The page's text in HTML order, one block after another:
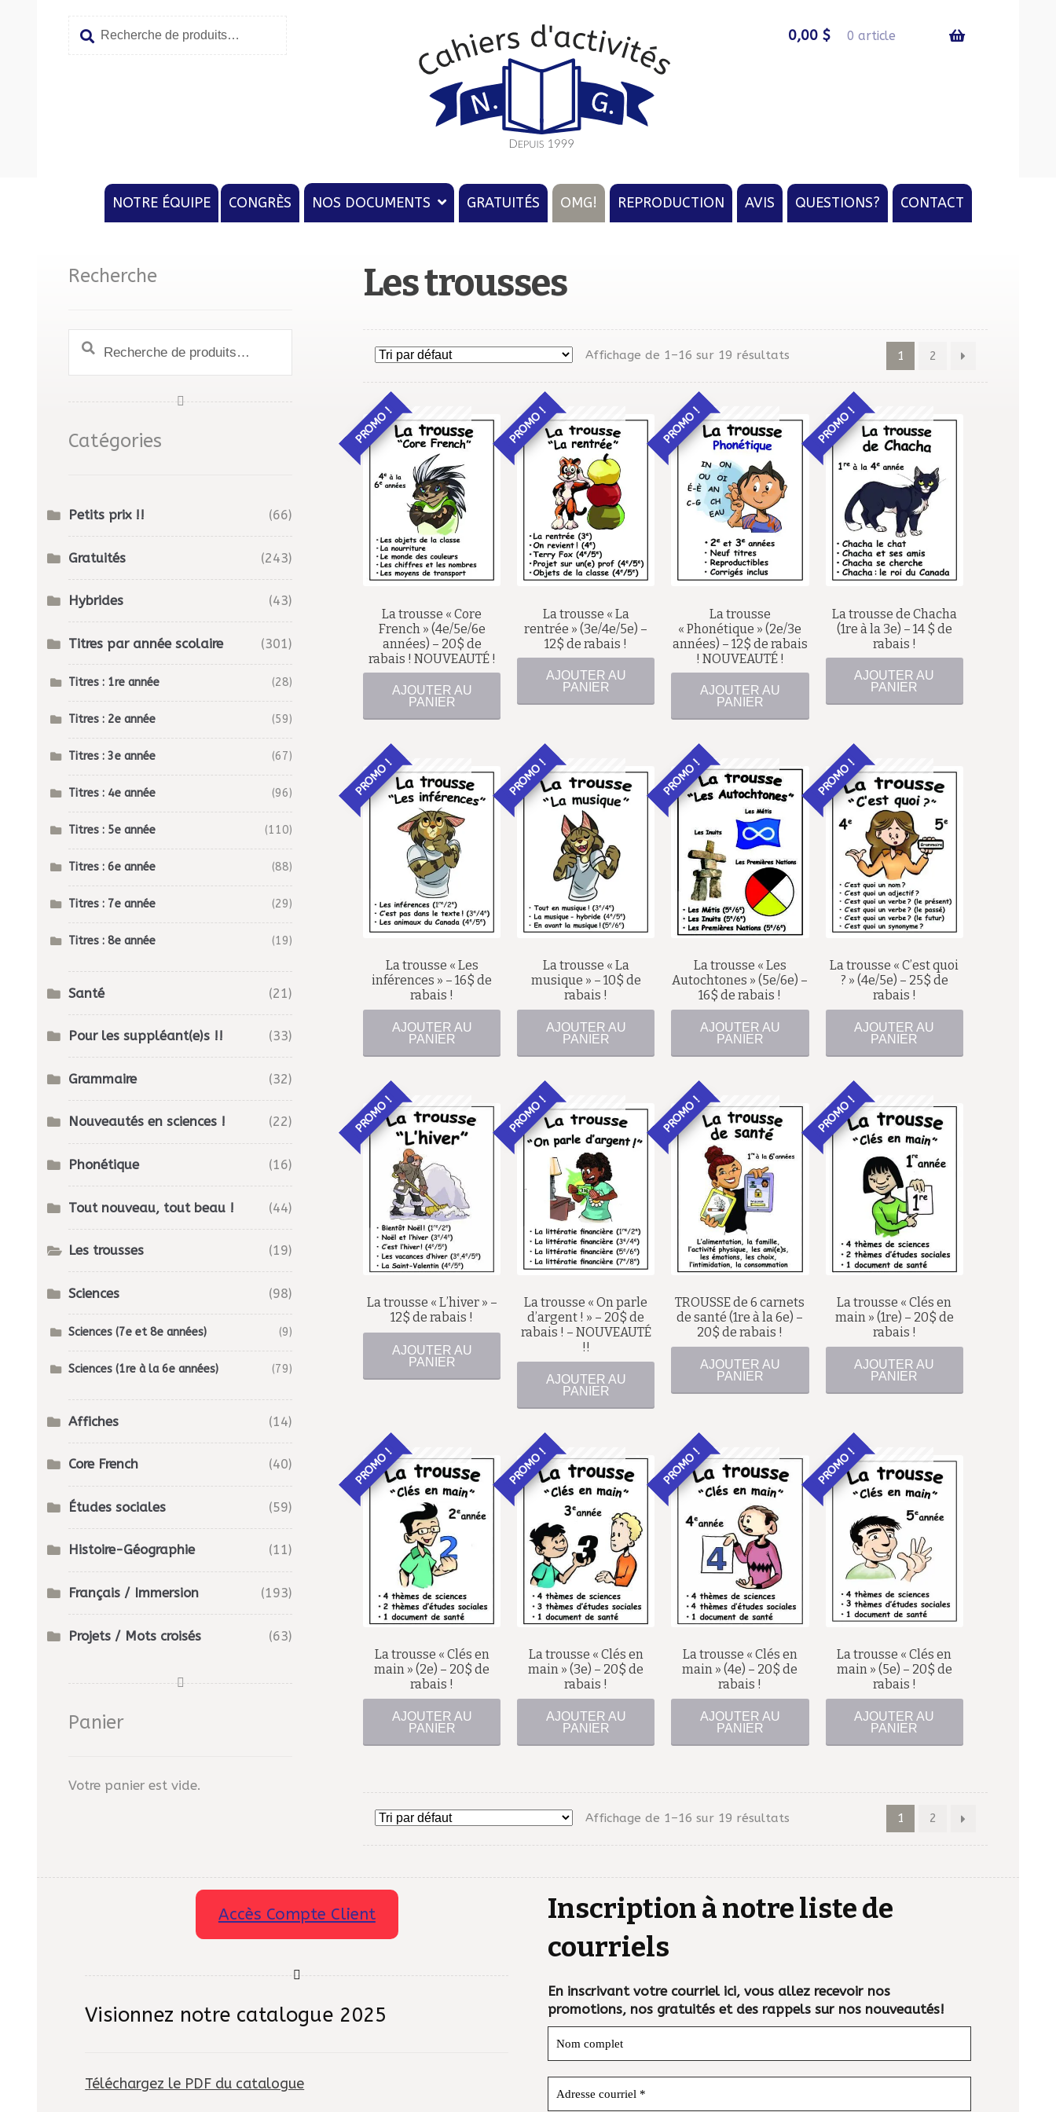
pour :
0,00 $ 0 article
NOTRE ÉQUIPE CONGRÈS NOS DOCUMENTS GRATUITÉS OMG! REPRODUCTION AVIS QUESTIONS? CONTACT
Les trousses
Affichage de 1–16 sur 19 résultats 1 2
La trousse « Core
French » (4e/5e/6e
années) – 20$ de
rabais ! NOUVEAUTÉ !
PROMO !
67,50$
AJOUTER AU
PANIER
La trousse « La
rentrée » (3e/4e/5e) –
12$ de rabais !
PROMO !
30,00$
AJOUTER AU
PANIER
La trousse
« Phonétique » (2e/3e
années) – 12$ de rabais
! NOUVEAUTÉ !
PROMO !
33,00$
AJOUTER AU
PANIER
La trousse de Chacha
(1re à la 3e) – 14 $ de
rabais !
PROMO !
42,00$
AJOUTER AU
PANIER
La trousse « Les
inférences » – 16$ de
rabais !
PROMO !
40,00$
AJOUTER AU
PANIER
La trousse « La
musique » – 10$ de
rabais !
PROMO !
27,00$
AJOUTER AU
PANIER
La trousse « Les
Autochtones » (5e/6e) –
16$ de rabais !
PROMO !
60,00$
44,00$
AJOUTER AU
PANIER
La trousse « C’est quoi
? » (4e/5e) – 25$ de
rabais !
PROMO !
80,00$
AJOUTER AU
PANIER
La trousse « L’hiver » –
12$ de rabais !
PROMO !
51,00$
AJOUTER AU
PANIER
La trousse « On parle
d’argent ! » – 20$ de
rabais ! – NOUVEAUTÉ
!!
PROMO !
50,00$
AJOUTER AU
PANIER
TROUSSE de 6 carnets
de santé (1re à la 6e) –
20$ de rabais !
PROMO !
101,94$
81,00$
AJOUTER AU
PANIER
La trousse « Clés en
main » (1re) – 20$ de
rabais !
PROMO !
75,00$
55,00$
AJOUTER AU
PANIER
La trousse « Clés en
main » (2e) – 20$ de
rabais !
PROMO !
75,00$
55,00$
AJOUTER AU
PANIER
La trousse « Clés en
main » (3e) – 20$ de
rabais !
PROMO !
90,00$
70,00$
AJOUTER AU
PANIER
La trousse « Clés en
main » (4e) – 20$ de
rabais !
PROMO !
97,00$
77,00$
AJOUTER AU
PANIER
La trousse « Clés en
main » (5e) – 20$ de
rabais !
PROMO !
65,00$
AJOUTER AU
PANIER
Affichage de 1–16 sur 19 résultats 1 2
Recherche
Recherche
pour :
Catégories
Petits prix !! (66)
Gratuités (243)
Hybrides (43)
Titres par année scolaire (301)
Titres : 1re année (28)
Titres : 2e année (59)
Titres : 3e année (67)
Titres : 4e année (96)
Titres : 5e année (110)
Titres : 6e année (88)
Titres : 7e année (29)
Titres : 8e année (19)
Santé (21)
Pour les suppléant(e)s !! (33)
Grammaire (32)
Nouveautés en sciences ! (22)
Phonétique (16)
Tout nouveau, tout beau ! (44)
Les trousses (19)
Sciences (98)
Sciences (7e et 8e années) (9)
Sciences (1re à la 6e années) (79)
Affiches (14)
Core French (40)
Études sociales (59)
Histoire-Géographie (11)
Français / Immersion (193)
Projets / Mots croisés (63)
Panier
Votre panier est vide.
Accès Compte Client
Visionnez notre catalogue 2025
Téléchargez le PDF du catalogue
Inscription à notre liste de
courriels
En inscrivant votre courriel ici, vous allez recevoir nos
promotions, nos gratuités et des rappels sur nos nouveautés!